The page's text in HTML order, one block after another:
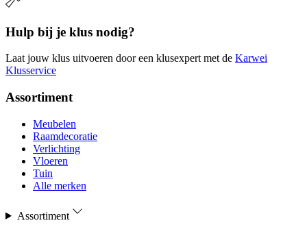
Hulp bij je klus nodig?
Laat jouw klus uitvoeren door een klusexpert met de Karwei
Klusservice
Assortiment
Meubelen
Raamdecoratie
Verlichting
Vloeren
Tuin
Alle merken
Assortiment